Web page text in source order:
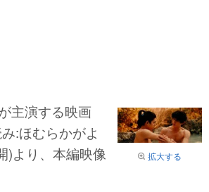
拡大する
主演する映画
:ほむらかがよ
)より、本編映像